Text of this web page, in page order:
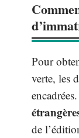
Pour
verte, les
de